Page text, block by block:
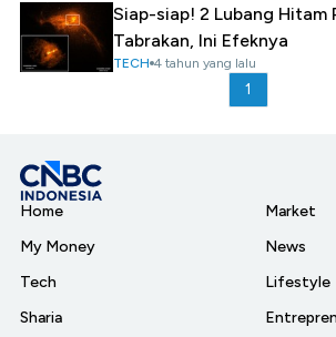
Siap-siap! 2 Lubang Hitam
Tabrakan, Ini Efeknya
TECH 4 tahun yang lalu
1
Home
My Money
Tech
Sharia
Market
News
Lifestyle